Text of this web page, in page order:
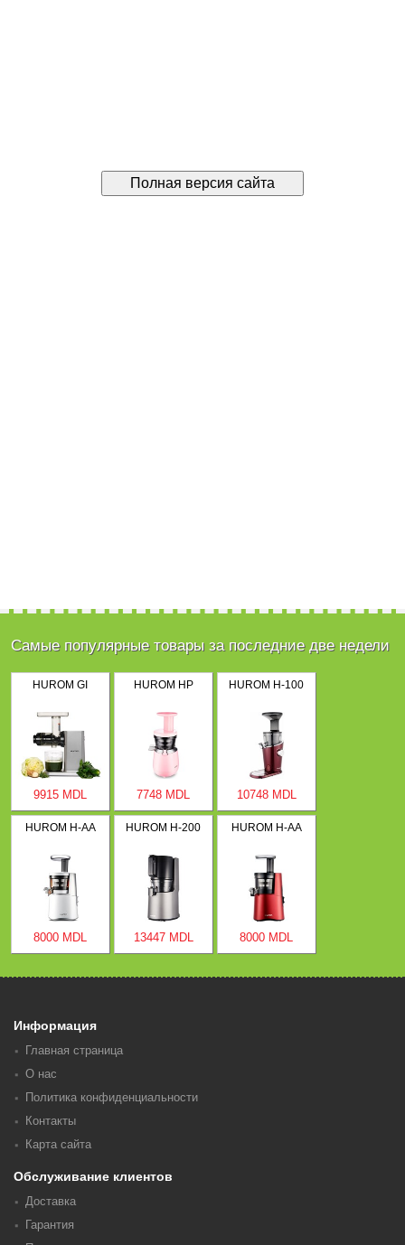
Самые популярные товары за последние две недели
HUROM GI
9915 MDL
HUROM HP
7748 MDL
HUROM H-100
10748 MDL
HUROM H-AA
8000 MDL
HUROM H-200
13447 MDL
HUROM H-AA
8000 MDL
Информация
Главная страница
О нас
Политика конфиденциальности
Контакты
Карта сайта
Обслуживание клиентов
Доставка
Гарантия